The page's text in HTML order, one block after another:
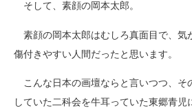
そして、素顔の岡本太郎。
素顔の岡本太郎はむしろ真面目で、気
傷付きやすい人間だったと思います。
こんな日本の画壇ならと言いつつ、そ
していた二科会を牛耳っていた東郷青児